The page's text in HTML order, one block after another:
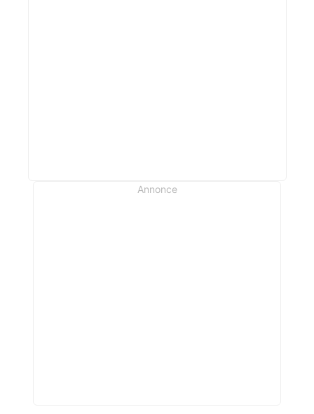
Annonce